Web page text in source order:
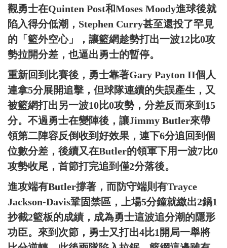
觀勇士在Quinten Post和Moses Moody進球後就
陷入得分低潮，Stephen Curry甚至還投了罕見
的「籃外空心」，讓籃網趁勢打出一波12比0攻
勢拉開分差，也逼出勇士的暫停。
重新回到比賽後，勇士靠著Gary Payton II個人
連拿5分展開追擊，但球隊連續的失誤產生，又
被籃網打出另一波10比0攻勢，分差反而來到15
分。不過勇士在變陣後，讓Jimmy Butler來帶
領第二陣容反倒收到好效果，連下6分追回到個
位數分差，後續又在Butler的領軍下用一波7比0
攻勢收尾，首節打完追到僅2分落後。
進攻端有Butler撐著，而防守端則有Trayce
Jackson-Davis鞏固禁區，上場5分鐘就繳出2鍋1
抄截2籃板的成績，成為勇士這波追分潮的隱形
功臣。來到次節，勇士又打出4比1開局一舉將